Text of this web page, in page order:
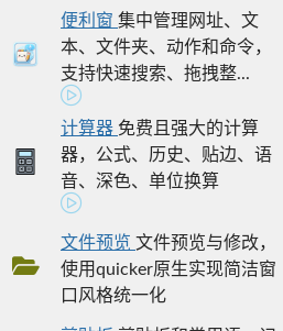
便利窗 集中管理网址、文
本、文件夹、动作和命令，
支持快速搜索、拖拽整...
计算器 免费且强大的计算
器，公式、历史、贴边、语
音、深色、单位换算
文件预览 文件预览与修改，
使用quicker原生实现简洁窗
口风格统一化